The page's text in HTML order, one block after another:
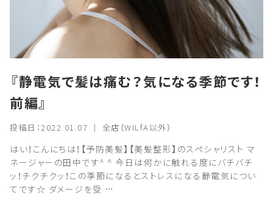
『静電気で髪は痛む？気になる季節です！
前編』
投稿日：2022.01.07 ｜ 全店（WILfA以外）
はい！こんにちは！【予防美髪】【美髪整形】のスペシャリスト マ
ネージャーの田中です^ ^ 今日は何かに触れる度にバチバチ
ッ！チクチクッ！この季節になるとストレスになる静電気につい
てです☆ ダメージを受 …